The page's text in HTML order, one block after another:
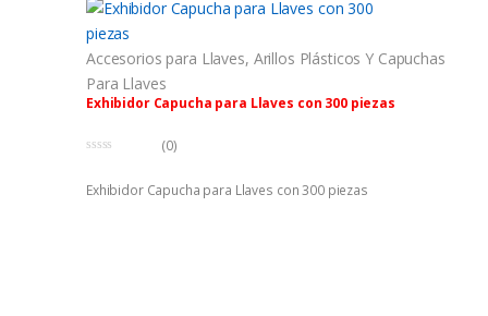
Accesorios para Llaves, Arillos Plásticos Y Capuchas
Para Llaves
Exhibidor Capucha para Llaves con 300 piezas
u
(0)
Exhibidor Capucha para Llaves con 300 piezas